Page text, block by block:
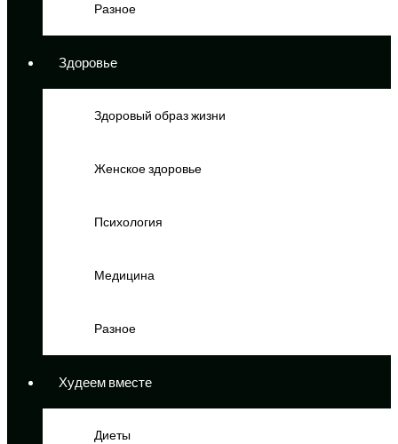
Разное
Здоровье
Здоровый образ жизни
Женское здоровье
Психология
Медицина
Разное
Худеем вместе
Диеты